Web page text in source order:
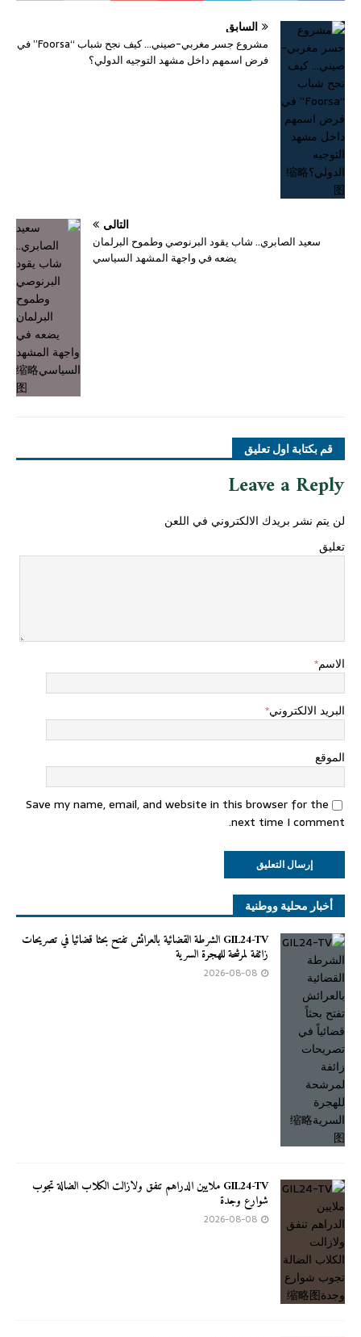
السابق
مشروع جسر مغربي-صيني… كيف نجح شباب “Foorsa” في
فرض اسمهم داخل مشهد التوجيه الدولي؟
التالي
سعيد الصابري.. شاب يقود البرنوصي وطموح البرلمان
يضعه في واجهة المشهد السياسي
قم بكتابة اول تعليق
Leave a Reply
لن يتم نشر بريدك الالكتروني في اللعن
تعليق
الاسم*
البريد الالكتروني*
الموقع
Save my name, email, and website in this browser for the
next time I comment.
أخبار محلية ووطنية
GIL24-TV الشرطة القضائية بالعرائش تفتح بحثاً قضائياً في تصريحات
زائفة لمرشحة للهجرة السرية
2026-08-08
GIL24-TV ملايين الدراهم تنفق ولازالت الكلاب الضالة تجوب
شوارع وجدة
2026-08-08